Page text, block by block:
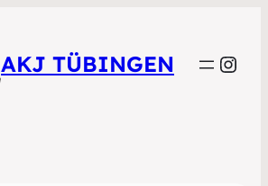
AKJ TÜBINGEN